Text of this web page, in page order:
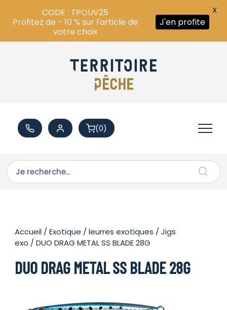
(0)
Accueil /Exotique /leurres exotiques /Jigs
exo / DUO DRAG METAL SS BLADE 28G
DUO DRAG METAL SS BLADE 28G
CODE : TPOUV25
Profitez de - 10 % sur l'article de
votre choix
J'en profite
X